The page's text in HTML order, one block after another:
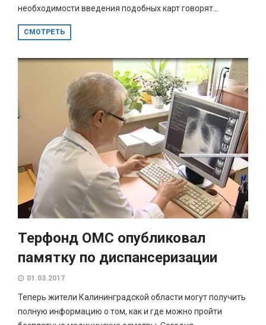
необходимости введения подобных карт говорят...
СМОТРЕТЬ
Терфонд ОМС опубликовал
памятку по диспансеризации
01.03.2017
Теперь жители Калининградской области могут получить
полную информацию о том, как и где можно пройти